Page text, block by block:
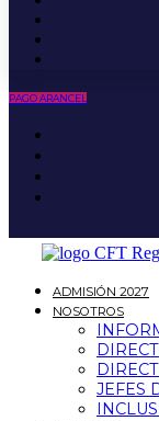
PAGO ARANCEL
ADMISIÓN 2027
NOSOTROS
JEFES